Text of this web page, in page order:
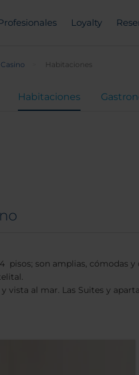
Loyalty
Habitaciones
Habitaciones
son amplias, cómodas
vista al mar. Las Suites y